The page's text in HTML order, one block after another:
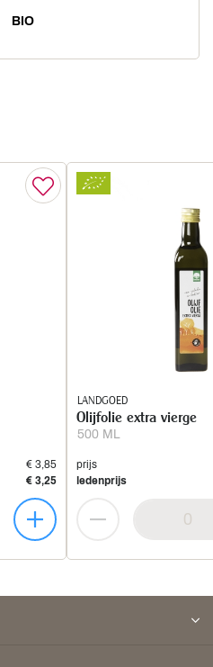
BIO
€ 3,85
€ 3,25
LANDGOED
500 ML
Olijfolie extra vierge
prijs
ledenprijs